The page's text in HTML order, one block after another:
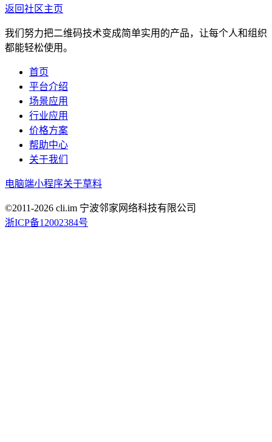
返回社区主页
我们努力把二维码技术变成简单实用的产品，让每个人和组织
都能轻松使用。
首页
平台介绍
场景应用
行业应用
价格方案
帮助中心
关于我们
电脑端小程序关于草料
©2011-2026 cli.im 宁波邻家网络科技有限公司
浙ICP备12002384号